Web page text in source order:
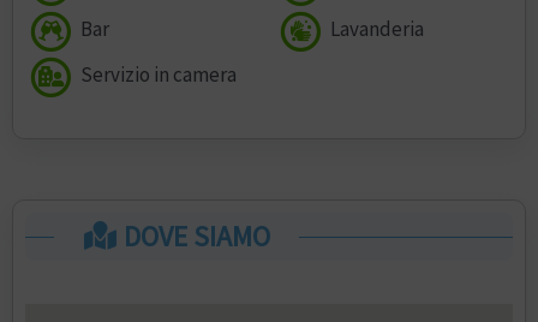
Bar
Lavanderia
Servizio in camera
DOVE SIAMO